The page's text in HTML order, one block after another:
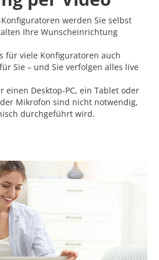
werden Sie selbst
Ihre Wunscheinrichtung
für viele Konfiguratoren auch
Sie – und Sie verfolgen alles live
einen Desktop-PC, ein Tablet oder
Mikrofon sind nicht notwendig,
durchgeführt wird.